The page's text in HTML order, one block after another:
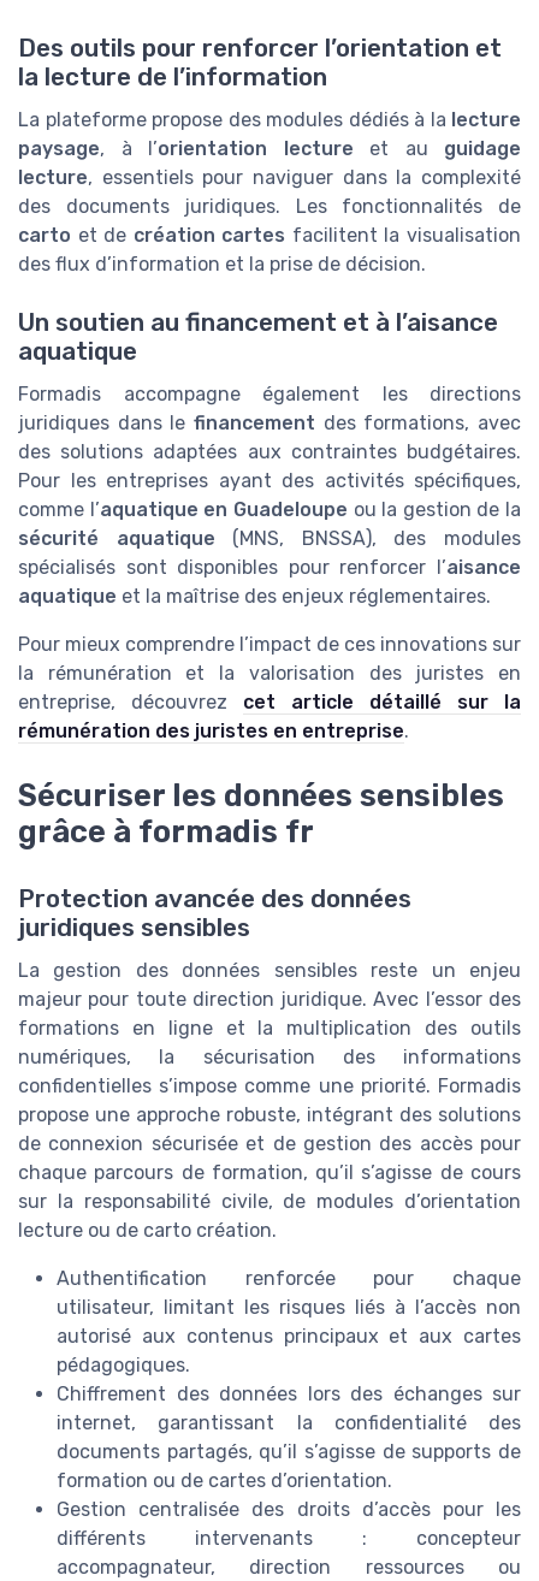
Des outils pour renforcer l’orientation et
la lecture de l’information
La plateforme propose des modules dédiés à la lecture
paysage, à l’orientation lecture et au guidage
lecture, essentiels pour naviguer dans la complexité
des documents juridiques. Les fonctionnalités de
carto et de création cartes facilitent la visualisation
des flux d’information et la prise de décision.
Un soutien au financement et à l’aisance
aquatique
Formadis accompagne également les directions
juridiques dans le financement des formations, avec
des solutions adaptées aux contraintes budgétaires.
Pour les entreprises ayant des activités spécifiques,
comme l’aquatique en Guadeloupe ou la gestion de la
sécurité aquatique (MNS, BNSSA), des modules
spécialisés sont disponibles pour renforcer l’aisance
aquatique et la maîtrise des enjeux réglementaires.
Pour mieux comprendre l’impact de ces innovations sur
la rémunération et la valorisation des juristes en
entreprise, découvrez cet article détaillé sur la
rémunération des juristes en entreprise.
Sécuriser les données sensibles
grâce à formadis fr
Protection avancée des données
juridiques sensibles
La gestion des données sensibles reste un enjeu
majeur pour toute direction juridique. Avec l’essor des
formations en ligne et la multiplication des outils
numériques, la sécurisation des informations
confidentielles s’impose comme une priorité. Formadis
propose une approche robuste, intégrant des solutions
de connexion sécurisée et de gestion des accès pour
chaque parcours de formation, qu’il s’agisse de cours
sur la responsabilité civile, de modules d’orientation
lecture ou de carto création.
Authentification renforcée pour chaque
utilisateur, limitant les risques liés à l’accès non
autorisé aux contenus principaux et aux cartes
pédagogiques.
Chiffrement des données lors des échanges sur
internet, garantissant la confidentialité des
documents partagés, qu’il s’agisse de supports de
formation ou de cartes d’orientation.
Gestion centralisée des droits d’accès pour les
différents intervenants : concepteur
accompagnateur, direction ressources ou